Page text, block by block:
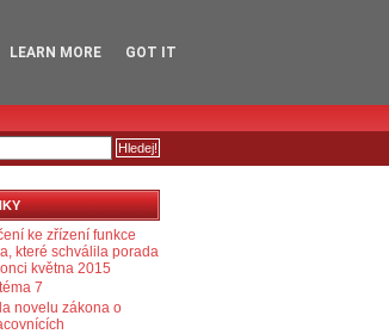
ke zřízení funkce
které schválila porada
května 2015
7
novelu zákona o
LEARN MORE GOT IT